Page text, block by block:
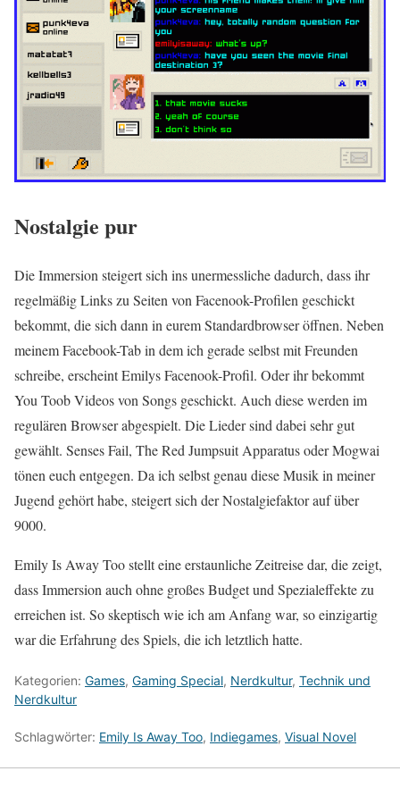
Nostalgie pur
Die Immersion steigert sich ins unermessliche dadurch, dass ihr
regelmäßig Links zu Seiten von Facenook-Profilen geschickt
bekommt, die sich dann in eurem Standardbrowser öffnen. Neben
meinem Facebook-Tab in dem ich gerade selbst mit Freunden
schreibe, erscheint Emilys Facenook-Profil. Oder ihr bekommt
You Toob Videos von Songs geschickt. Auch diese werden im
regulären Browser abgespielt. Die Lieder sind dabei sehr gut
gewählt. Senses Fail, The Red Jumpsuit Apparatus oder Mogwai
tönen euch entgegen. Da ich selbst genau diese Musik in meiner
Jugend gehört habe, steigert sich der Nostalgiefaktor auf über
9000.
Emily Is Away Too stellt eine erstaunliche Zeitreise dar, die zeigt,
dass Immersion auch ohne großes Budget und Spezialeffekte zu
erreichen ist. So skeptisch wie ich am Anfang war, so einzigartig
war die Erfahrung des Spiels, die ich letztlich hatte.
Kategorien: Games, Gaming Special, Nerdkultur, Technik und
Nerdkultur
Schlagwörter: Emily Is Away Too, Indiegames, Visual Novel